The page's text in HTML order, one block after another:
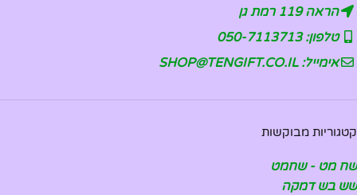
הראה 119 רמת גן
טלפון: 050-7113713
אימייל: SHOP@TENGIFT.CO.IL
קטגוריות מבוקשות
שח מט - שחמט
שש בש דמקה